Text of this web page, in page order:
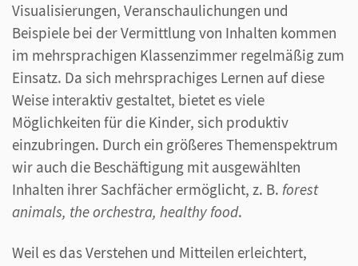
Visualisierungen, Veranschaulichungen und
Beispiele bei der Vermittlung von Inhalten kommen
im mehrsprachigen Klassenzimmer regelmäßig zum
Einsatz. Da sich mehrsprachiges Lernen auf diese
Weise interaktiv gestaltet, bietet es viele
Möglichkeiten für die Kinder, sich produktiv
einzubringen. Durch ein größeres Themenspektrum
wir auch die Beschäftigung mit ausgewählten
Inhalten ihrer Sachfächer ermöglicht, z. B. forest
animals, the orchestra, healthy food.
Weil es das Verstehen und Mitteilen erleichtert,